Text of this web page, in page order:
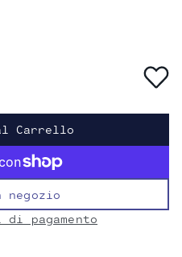
Carrello
negozio
pagamento